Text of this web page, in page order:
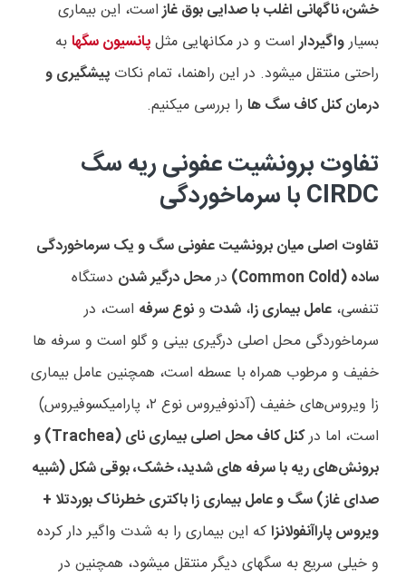
خشن، ناگهانی اغلب با صدایی بوق غازاست، این بیماری
بسیارواگیرداراست و در مکانهایی مثلپانسیون سگهابه
راحتی منتقل میشود. در این راهنما، تمام نکات پیشگیری و
درمان کنل کاف سگ ها را بررسی میکنیم.
تفاوت برونشیت عفونی ریه سگ
CIRDC با سرماخوردگی
تفاوت اصلی میان برونشیت عفونی سگ و یک سرماخوردگی
ساده (Common Cold
) درمحل درگیر شدن دستگاه
تنفسی، عامل بیماری زا، شدت ونوع سرفه است، در
سرماخوردگی محل اصلی درگیری بینی و گلو است و سرفه ها
خفیف و مرطوب همراه با عسطه است، همچنین عامل بیماری
زا ویروس‌های خفیف (آدنوفیروس نوع ۲، پارامیکسوفیروس)
است، اما درکنل کاف محل اصلی بیماری نای (Trachea) و
برونش‌های ریه با سرفه های شدید، خشک، بوقی شکل (شبیه
صدای غاز) سگ و عامل بیماری زا باکتری خطرناک بوردتلا +
ویروس پاراآنفولانزاکه این بیماری را به شدت واگیر دار کرده
و خیلی سریع به سگهای دیگر منتقل میشود، همچنین در